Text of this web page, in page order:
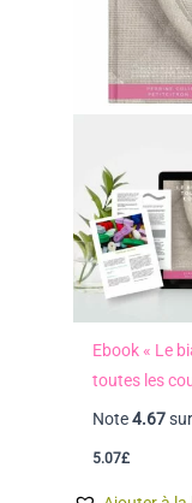
Ebook « Le
toutes les
Note4.67
5.07£